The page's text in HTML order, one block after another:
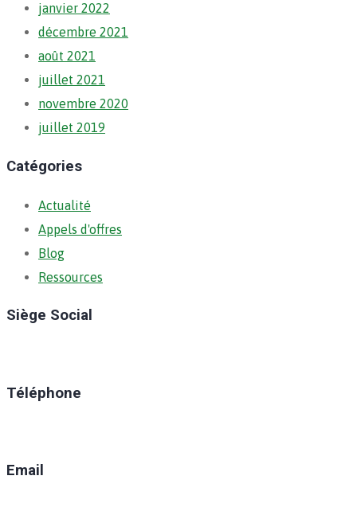
janvier 2022
décembre 2021
août 2021
juillet 2021
novembre 2020
juillet 2019
Catégories
Actualité
Appels d'offres
Blog
Ressources
Siège Social
Téléphone
Email